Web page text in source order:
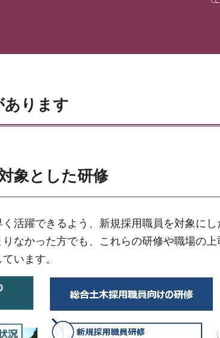
あります
象とした研修
活躍できるよう、新規採用職員を対象にし
なかった方でも、これらの研修や職場の
います。